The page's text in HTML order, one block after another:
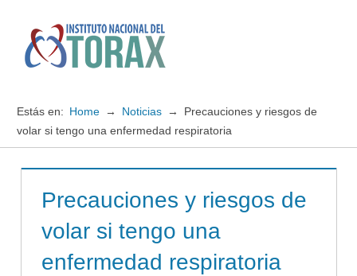
contenido
Instituto
del
TORAX
Estás en: Home Noticias
Precauciones y riesgos de
volar si tengo una enfermedad respiratoria
Precauciones y riesgos de
volar si tengo una
enfermedad respiratoria